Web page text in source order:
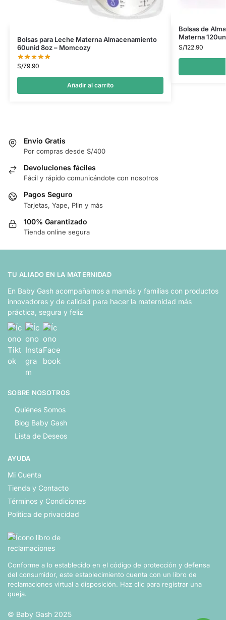
Bolsas para Leche Materna Almacenamiento
60unid 8oz – Momcozy
S/79.90
Añadir al carrito
Bolsas de
Materna
S/122.90
Envío Gratis
Por compras desde S/400
Devoluciones fáciles
Fácil y rápido comunicándote con nosotros
Pagos Seguro
Tarjetas, Yape, Plin y más
100% Garantizado
Tienda online segura
TU ALIADO EN LA MATERNIDAD
En Baby Gash acompañamos a mamás y familias con productos
innovadores y de calidad para hacer la maternidad más
práctica, segura y feliz
SOBRE NOSOTROS
Quiénes Somos
Blog Baby Gash
Lista de Deseos
AYUDA
Mi Cuenta
Tienda y Contacto
Términos y Condiciones
Politica de privacidad
Conforme a lo establecido en el código de protección y defensa
del consumidor, este establecimiento cuenta con un libro de
reclamaciones virtual a disposición. Haz clic para registrar una
queja.
© Baby Gash 2025